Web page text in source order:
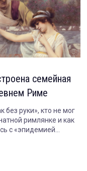
семейная
Риме
без руки», кто не мог
римлянке и как
с «эпидемией